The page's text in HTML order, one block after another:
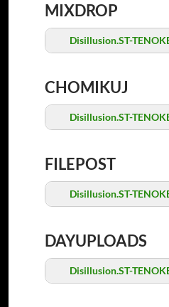
MIXDROP
Disillusion.ST-
CHOMIKUJ
Disillusion.ST-
FILEPOST
Disillusion.ST-
DAYUPLOADS
Disillusion.ST-